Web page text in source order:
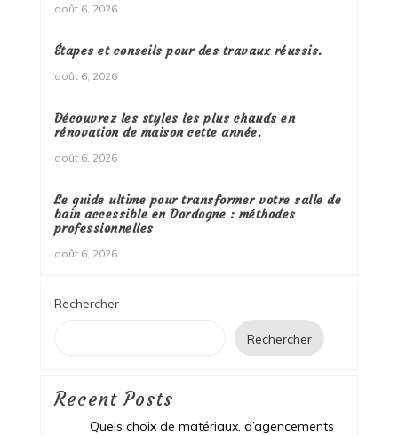
août 6, 2026
Étapes et conseils pour des travaux réussis.
août 6, 2026
Découvrez les styles les plus chauds en
rénovation de maison cette année.
août 6, 2026
Le guide ultime pour transformer votre salle de
bain accessible en Dordogne : méthodes
professionnelles
août 6, 2026
Rechercher
Rechercher
Recent Posts
Quels choix de matériaux, d’agencements